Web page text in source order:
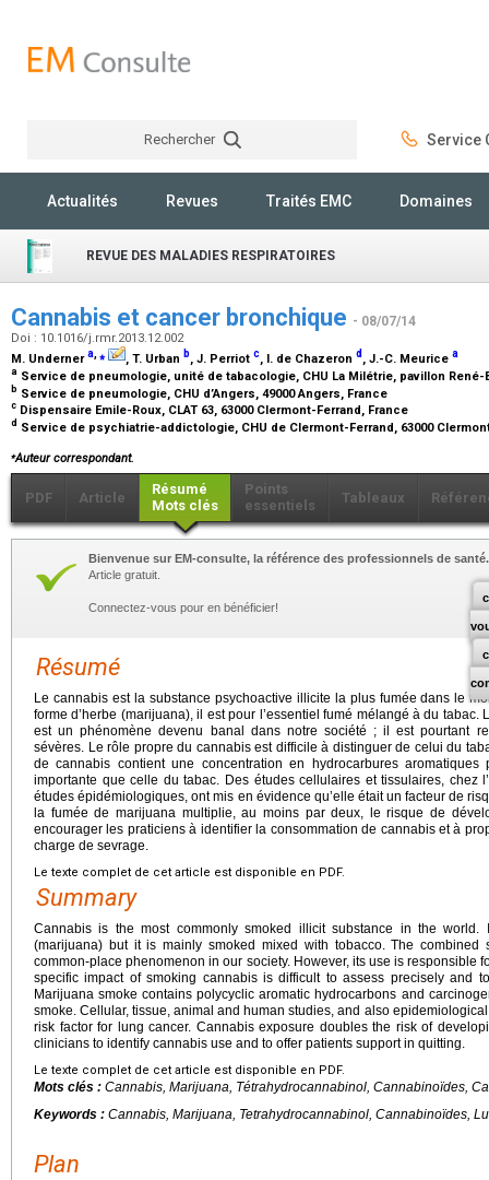
Rechercher Service
Actualités Revues Traités EMC Domaines
REVUE DES MALADIES RESPIRATOIRES
Cannabis et cancer bronchique - 08/07/14
Doi : 10.1016/j.rmr.2013.12.002
M. Undernera,⁎ , T. Urban b, J. Perriot c, I. de Chazeron d , J.-C. Meurice a
a Service de pneumologie, unité de tabacologie, CHU La Milétrie, pavillon René-
b Service de pneumologie, CHU d’Angers, 49000 Angers, France
c Dispensaire Emile-Roux, CLAT 63, 63000 Clermont-Ferrand, France
d Service de psychiatrie-addictologie, CHU de Clermont-Ferrand, 63000
⁎Auteur correspondant.
PDF Article
Résumé
Mots clés
Points
essentiels
Tableaux
Bienvenue sur EM-consulte, la référence des professionnels de santé.
Article gratuit.
Connectez-vous pour en bénéficier!
Résumé
Le cannabis est la substance psychoactive illicite la plus fumée dans le
forme d’herbe (marijuana), il est pour l’essentiel fumé mélangé à du tabac.
est un phénomène devenu banal dans notre société ; il est pourtant
sévères. Le rôle propre du cannabis est difficile à distinguer de celui du
de cannabis contient une concentration en hydrocarbures
importante que celle du tabac. Des études cellulaires et tissulaires, chez
études épidémiologiques, ont mis en évidence qu’elle était un facteur de
la fumée de marijuana multiplie, au moins par deux, le risque de
encourager les praticiens à identifier la consommation de cannabis et à
charge de sevrage.
Le texte complet de cet article est disponible en PDF.
Summary
Cannabis is the most commonly smoked illicit substance in the
(marijuana) but it is mainly smoked mixed with tobacco. The
common-place phenomenon in our society. However, its use is responsible
specific impact of smoking cannabis is difficult to assess precisely and
Marijuana smoke contains polycyclic aromatic hydrocarbons and
smoke. Cellular, tissue, animal and human studies, and also
risk factor for lung cancer. Cannabis exposure doubles the risk of
clinicians to identify cannabis use and to offer patients support in quitting.
Le texte complet de cet article est disponible en PDF.
Mots clés : Cannabis, Marijuana, Tétrahydrocannabinol, Cannabinoïdes,
Keywords : Cannabis, Marijuana, Tetrahydrocannabinol, Cannabinoïdes,
Plan